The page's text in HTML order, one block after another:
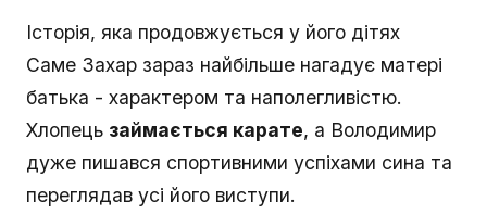
Історія, яка продовжується у його дітях
Саме Захар зараз найбільше нагадує матері
батька - характером та наполегливістю.
Хлопець займається карате, а Володимир
дуже пишався спортивними успіхами сина та
переглядав усі його виступи.